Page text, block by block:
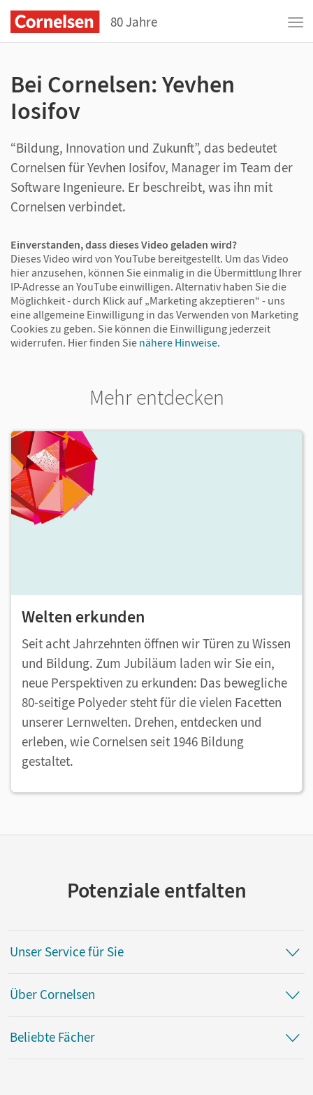
80 Jahre
Bei Cornelsen: Yevhen
Iosifov
“Bildung, Innovation und Zukunft”, das bedeutet
Cornelsen für Yevhen Iosifov, Manager im Team der
Software Ingenieure. Er beschreibt, was ihn mit
Cornelsen verbindet.
Einverstanden, dass dieses Video geladen wird?
Dieses Video wird von YouTube bereitgestellt. Um das Video
hier anzusehen, können Sie einmalig in die Übermittlung Ihrer
IP-Adresse an YouTube einwilligen. Alternativ haben Sie die
Möglichkeit - durch Klick auf „Marketing akzeptieren“ - uns
eine allgemeine Einwilligung in das Verwenden von Marketing
Cookies zu geben. Sie können die Einwilligung jederzeit
widerrufen. Hier finden Sie nähere Hinweise.
Mehr entdecken
Welten erkunden
Seit acht Jahrzehnten öffnen wir Türen zu Wissen
und Bildung. Zum Jubiläum laden wir Sie ein,
neue Perspektiven zu erkunden: Das bewegliche
80-seitige Polyeder steht für die vielen Facetten
unserer Lernwelten. Drehen, entdecken und
erleben, wie Cornelsen seit 1946 Bildung
gestaltet.
Potenziale entfalten
Unser Service für Sie
Über Cornelsen
Beliebte Fächer